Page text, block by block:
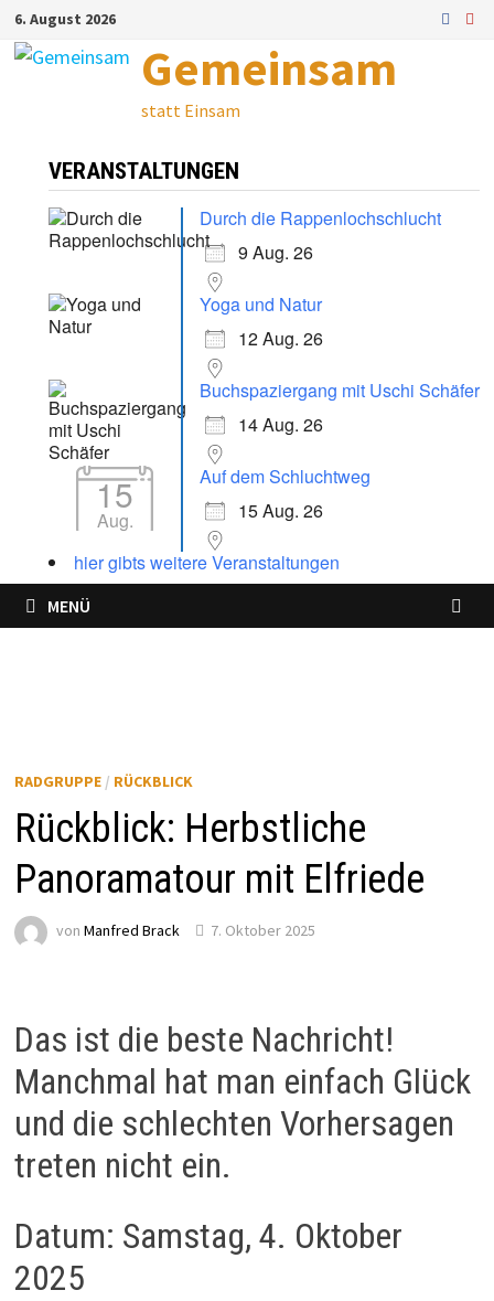
Zum
Inhalt
6. August 2026
Gemeinsam
statt Einsam
VERANSTALTUNGEN
Durch die Rappenlochschlucht
9 Aug. 26
Yoga und Natur
12 Aug. 26
Buchspaziergang mit Uschi Schäfer
14 Aug. 26
15
Aug.
Auf dem Schluchtweg
15 Aug. 26
hier gibts weitere Veranstaltungen
MENÜ
RADGRUPPE/ RÜCKBLICK
Rückblick: Herbstliche
Panoramatour mit Elfriede
von Manfred Brack 7. Oktober 2025
Das ist die beste Nachricht!
Manchmal hat man einfach Glück
und die schlechten Vorhersagen
treten nicht ein.
Datum: Samstag, 4. Oktober
2025